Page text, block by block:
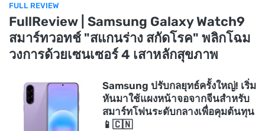
FULL REVIEW
FullReview | Samsung Galaxy Watch9
สมาร์ทวอทช์ "สแกนร่าง สกัดโรค" พลิกโฉม
วงการด้วยเซนเซอร์ 4 เสาหลักสุขภาพ
Samsung ปรับกลยุทธ์ครั้งใหญ่! เริ่ม
หันมาใช้แผงหน้าจอจากจีนสำหรับ
สมาร์ทโฟนระดับกลางเพื่อคุมต้นทุน
📱🇨🇳